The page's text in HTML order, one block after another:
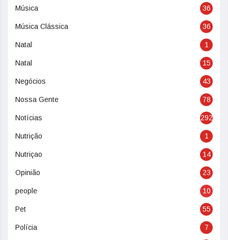
Música 36
Música Clássica 36
Natal 1
Natal 15
Negócios 43
Nossa Gente 78
Notícias 292
Nutrição 1
Nutriçao 14
Opinião 23
people 10
Pet 55
Polícia 7